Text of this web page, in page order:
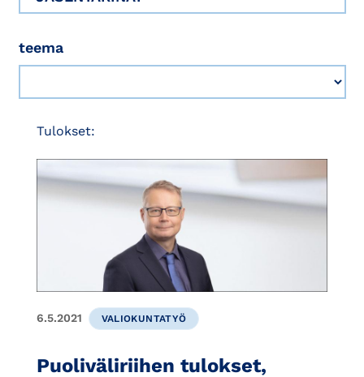
teema
Tulokset:
6.5.2021 VALIOKUNTATYÖ
Puoliväliriihen tulokset,